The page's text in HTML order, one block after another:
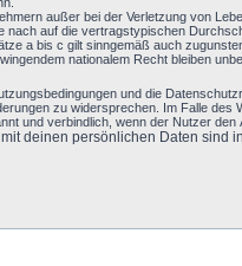
außer bei der Verletzung von
nach auf die vertragstypischen
a bis c gilt sinngemäß auch
nationalem Recht bleiben
und die
zu widersprechen. Im Falle
und verbindlich, wenn der Nutzer den
deinen persönlichen Daten sind